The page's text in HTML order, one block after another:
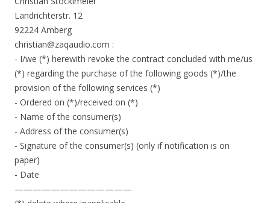
Landrichterstr. 12
92224 Amberg
christian@zaqaudio.com :
- I/we (*) herewith revoke the contract concluded with me/us
(*) regarding the purchase of the following goods (*)/the
provision of the following services (*)
- Ordered on (*)/received on (*)
- Name of the consumer(s)
- Address of the consumer(s)
- Signature of the consumer(s) (only if notification is on
paper)
- Date
—————————————